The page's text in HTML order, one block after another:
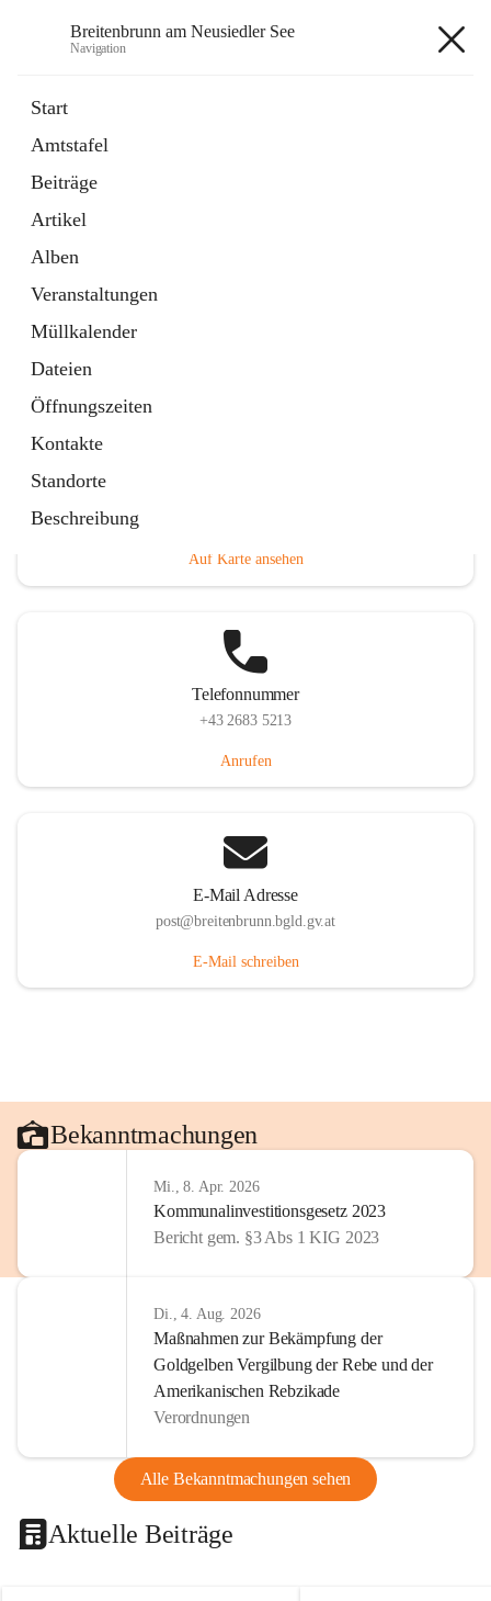
Breitenbrunn am Neusiedler See
Navigation
Start
Amtstafel
Beiträge
Artikel
Alben
Veranstaltungen
Müllkalender
Dateien
Öffnungszeiten
Kontakte
Standorte
Beschreibung
18 Schnellzugriffe
Gemeindeservice
Auf Karte ansehen
Telefonnummer
+43 2683 5213
Anrufen
E-Mail Adresse
post@breitenbrunn.bgld.gv.at
E-Mail schreiben
Bekanntmachungen
Mi., 8. Apr. 2026
Kommunalinvestitionsgesetz 2023
Bericht gem. §3 Abs 1 KIG 2023
Di., 4. Aug. 2026
Maßnahmen zur Bekämpfung der
Goldgelben Vergilbung der Rebe und der
Amerikanischen Rebzikade
Verordnungen
Alle Bekanntmachungen sehen
Aktuelle Beiträge